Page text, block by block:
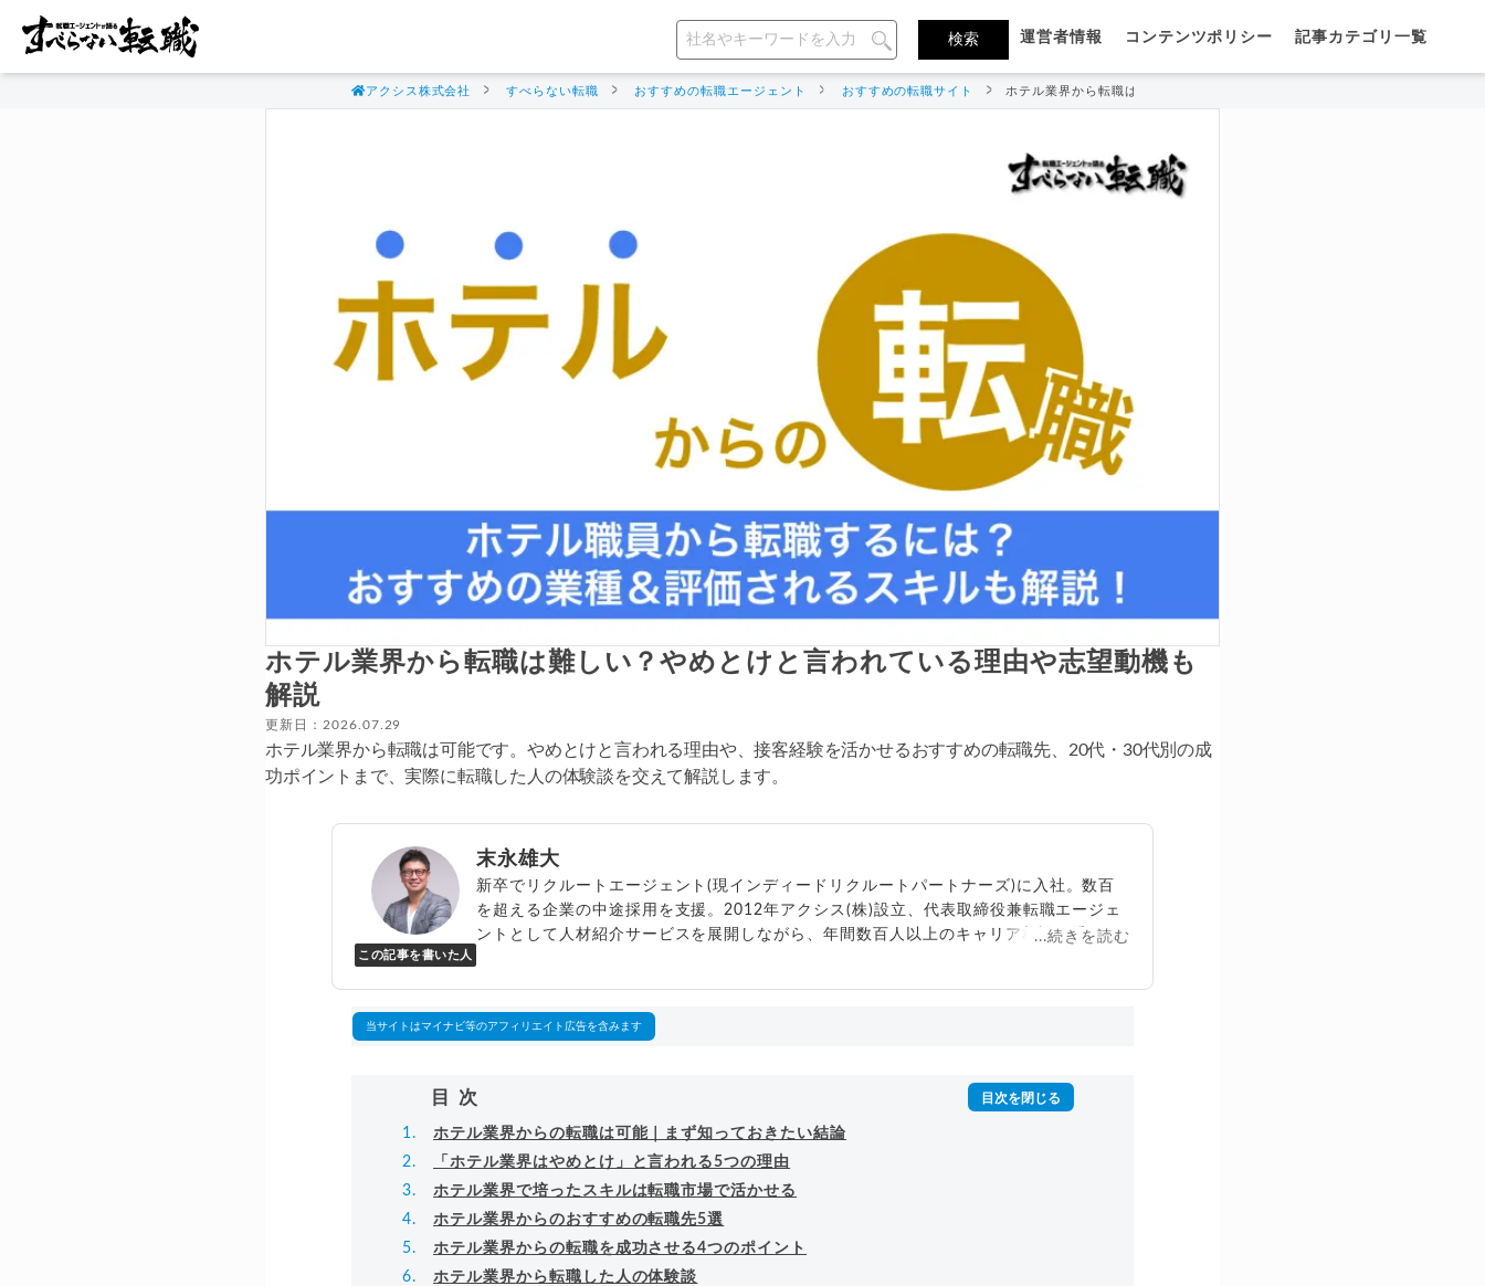
運営者情報 コンテンツポリシー 記事カテゴリ一覧
アクシス株式会社 すべらない転職 おすすめの転職エージェント おすすめの転職サイト ホテル業界から転職は難しい？やめとけと言われている理由や志望動機も解説
ホテル業界から転職は難しい？やめとけと言われている理由や志望動機も
解説
更新日：2026.07.29
ホテル業界から転職は可能です。やめとけと言われる理由や、接客経験を活かせるおすすめの転職先、20代・30代別の成
功ポイントまで、実際に転職した人の体験談を交えて解説します。
この記事を書いた人
末永雄大
新卒でリクルートエージェント(現インディードリクルートパートナーズ)に入社。数百
を超える企業の中途採用を支援。2012年アクシス(株)設立、代表取締役兼転職エージェ
ントとして人材紹介サービスを展開しながら、年間数百人以上のキャリア相談に乗る。
...続きを読む
当サイトはマイナビ等のアフィリエイト広告を含みます
目次
ホテル業界からの転職は可能｜まず知っておきたい結論
「ホテル業界はやめとけ」と言われる5つの理由
ホテル業界で培ったスキルは転職市場で活かせる
ホテル業界からのおすすめの転職先5選
ホテル業界からの転職を成功させる4つのポイント
ホテル業界から転職した人の体験談